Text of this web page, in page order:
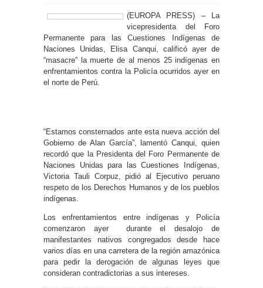
(EUROPA PRESS) – La
vicepresidenta del Foro
Permanente para las Cuestiones Indígenas de
Naciones Unidas, Elisa Canqui, calificó ayer de
“masacre” la muerte de al menos 25 indígenas en
enfrentamientos contra la Policía ocurridos ayer en
el norte de Perú.
“Estamos consternados ante esta nueva acción del
Gobierno de Alan García”, lamentó Canqui, quien
recordó que la Presidenta del Foro Permanente de
Naciones Unidas para las Cuestiones Indígenas,
Victoria Tauli Corpuz, pidió al Ejecutivo peruano
respeto de los Derechos Humanos y de los pueblos
indígenas.
Los enfrentamientos entre indígenas y Policía
comenzaron ayer durante el desalojo de
manifestantes nativos congregados desde hace
varios días en una carretera de la región amazónica
para pedir la derogación de algunas leyes que
consideran contradictorias a sus intereses.